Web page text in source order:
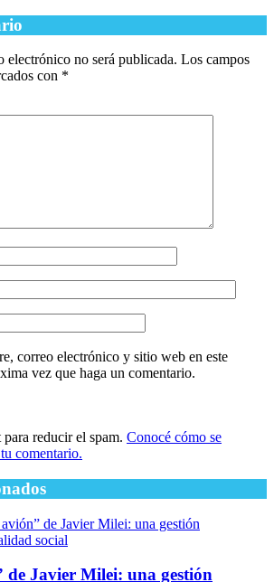
electrónico no será publicada. Los campos
con *
correo electrónico y sitio web en este
vez que haga un comentario.
reducir el spam. Conocé cómo se
comentario.
de Javier Milei: una gestión